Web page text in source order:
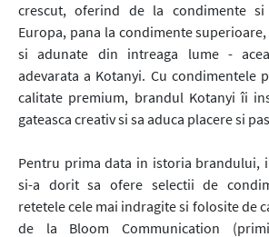
crescut, oferind de la condimente
Europa, pana la condimente
si adunate din intreaga lume -
adevarata a Kotanyi. Cu condimentele
calitate premium, brandul Kotanyi îi
gateasca creativ si sa aduca placere si
Pentru prima data in istoria brandului,
si-a dorit sa ofere selectii de
retetele cele mai indragite si folosite de
de la Bloom Communication